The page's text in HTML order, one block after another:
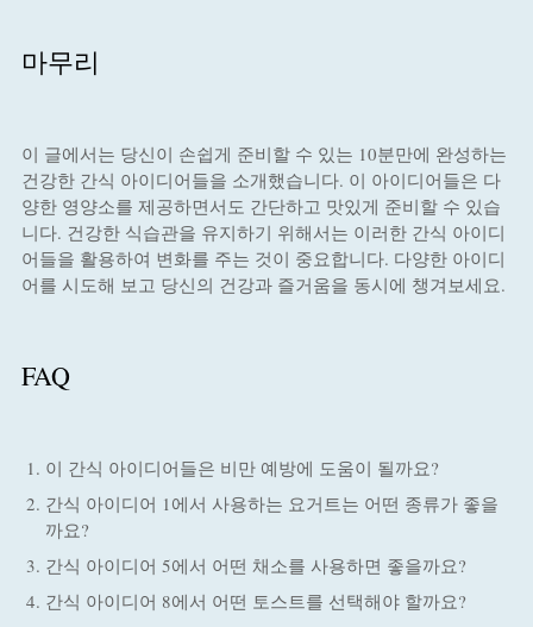
마무리
이 글에서는 당신이 손쉽게 준비할 수 있는 10분만에 완성하는
건강한 간식 아이디어들을 소개했습니다. 이 아이디어들은 다
양한 영양소를 제공하면서도 간단하고 맛있게 준비할 수 있습
니다. 건강한 식습관을 유지하기 위해서는 이러한 간식 아이디
어들을 활용하여 변화를 주는 것이 중요합니다. 다양한 아이디
어를 시도해 보고 당신의 건강과 즐거움을 동시에 챙겨보세요.
FAQ
이 간식 아이디어들은 비만 예방에 도움이 될까요?
간식 아이디어 1에서 사용하는 요거트는 어떤 종류가 좋을
까요?
간식 아이디어 5에서 어떤 채소를 사용하면 좋을까요?
간식 아이디어 8에서 어떤 토스트를 선택해야 할까요?